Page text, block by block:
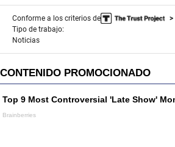
Conforme a los criterios de
Tipo de trabajo:
Noticias